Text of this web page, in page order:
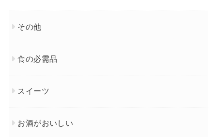
その他
食の必需品
スイーツ
お酒がおいしい